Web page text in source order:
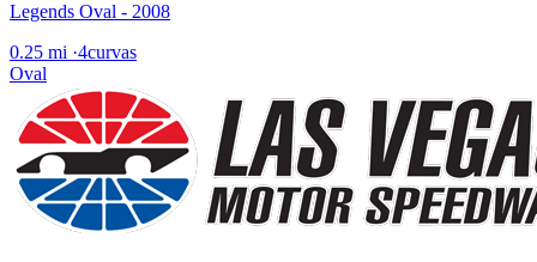
Legends Oval - 2008
0.25 mi ·4curvas
Oval